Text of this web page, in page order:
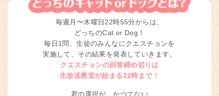
毎週月〜木曜日22時55分からは、
どっちのCat or Dog！
毎日1問、生徒のみんなにクエスチョンを
実施して、その結果を発表していきます。
クエスチョンの回答締め切りは
生放送教室が始まる22時まで！
君の選択が、かつてない